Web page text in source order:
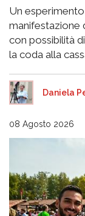
Un
manifestazione
con possibilità
la coda alla
Daniela
08 Agosto 2026